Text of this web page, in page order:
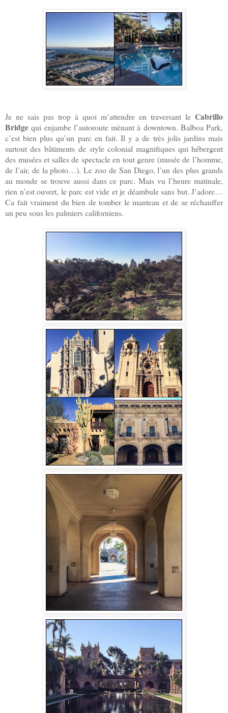
Je ne sais pas trop à quoi m’attendre en traversant le Cabrillo
Bridge qui enjambe l’autoroute mènant à downtown. Balboa Park,
c’est bien plus qu’un parc en fait. Il y a de très jolis jardins mais
surtout des bâtiments de style colonial magnifiques qui hébergent
des musées et salles de spectacle en tout genre (musée de l’homme,
de l’air, de la photo…). Le zoo de San Diego, l’un des plus grands
au monde se trouve aussi dans ce parc. Mais vu l’heure matinale,
rien n’est ouvert, le parc est vide et je déambule sans but. J’adore…
Ca fait vraiment du bien de tomber le manteau et de se réchauffer
un peu sous les palmiers californiens.